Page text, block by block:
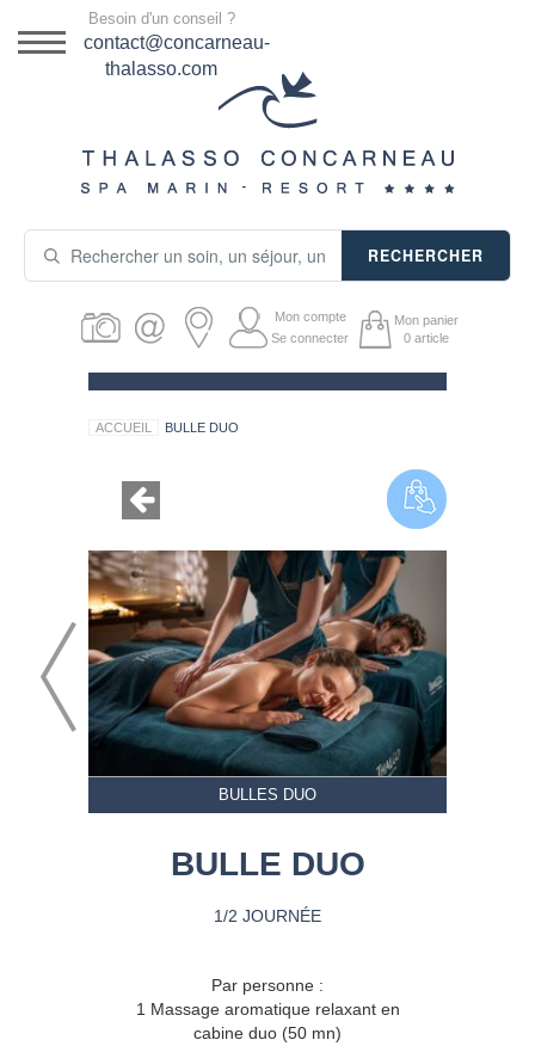
DESTINATION
SÉJOURS THALASSO
PRODUITS COSMÉTIQUES
GUIDE CADEAUX
Besoin d'un conseil ?
contact@concarneau-
thalasso.com
RECHERCHER
Mon compte
Se connecter
Mon panier
0 article
ACCUEIL BULLE DUO
BULLES DUO
BULLE DUO
1/2 JOURNÉE
Par personne :
1 Massage aromatique relaxant en
cabine duo (50 mn)